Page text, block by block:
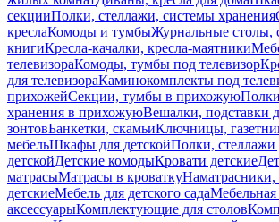
секцииПолки, стеллажи, системы хранения
креслаКомоды и тумбыЖурнальные столы,
книгиКресла-качалки, кресла-маятники
телевизораКомоды, тумбы под телевизор
для телевизораКаминокомплекты под
прихожейСекции, тумбы в прихожую
хранения в прихожуюВешалки, подставки
зонтовБанкетки, скамьиКлючницы,
мебельШкафы для детскойПолки, стеллажи
детскойДетские комодыКровати детские
матрасыМатрасы в кроватку
детскиеМебель для детского сада
аксессуарыКомплектующие для столов